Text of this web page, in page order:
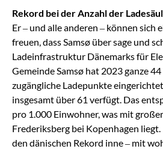
Rekord bei der Anzahl der
Er – und alle anderen – können sich
freuen, dass Samsø über sage und
Ladeinfrastruktur Dänemarks für
Gemeinde Samsø hat 2023 ganze
zugängliche Ladepunkte
insgesamt über 61 verfügt. Das
pro 1.000 Einwohner, was mit
Frederiksberg bei Kopenhagen
den dänischen Rekord inne – mit